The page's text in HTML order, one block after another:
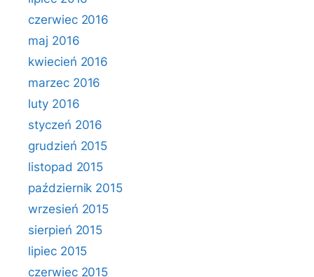
czerwiec 2016
maj 2016
kwiecień 2016
marzec 2016
luty 2016
styczeń 2016
grudzień 2015
listopad 2015
październik 2015
wrzesień 2015
sierpień 2015
lipiec 2015
czerwiec 2015